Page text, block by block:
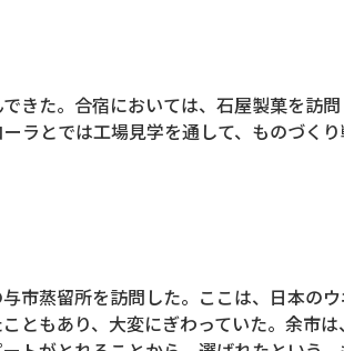
きた。合宿においては、石屋製菓を訪
ラとでは工場見学を通して、ものづくり
市蒸留所を訪問した。ここは、日本の
ともあり、大変にぎわっていた。余市